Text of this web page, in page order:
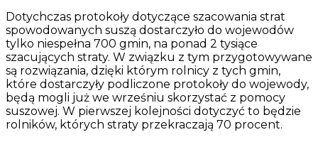
Dotychczas protokoły dotyczące szacowania strat
spowodowanych suszą dostarczyło do wojewodów
tylko niespełna 700 gmin, na ponad 2 tysiące
szacujących straty. W związku z tym przygotowywane
są rozwiązania, dzięki którym rolnicy z tych gmin,
które dostarczyły podliczone protokoły do wojewody,
będą mogli już we wrześniu skorzystać z pomocy
suszowej. W pierwszej kolejności dotyczyć to będzie
rolników, których straty przekraczają 70 procent.